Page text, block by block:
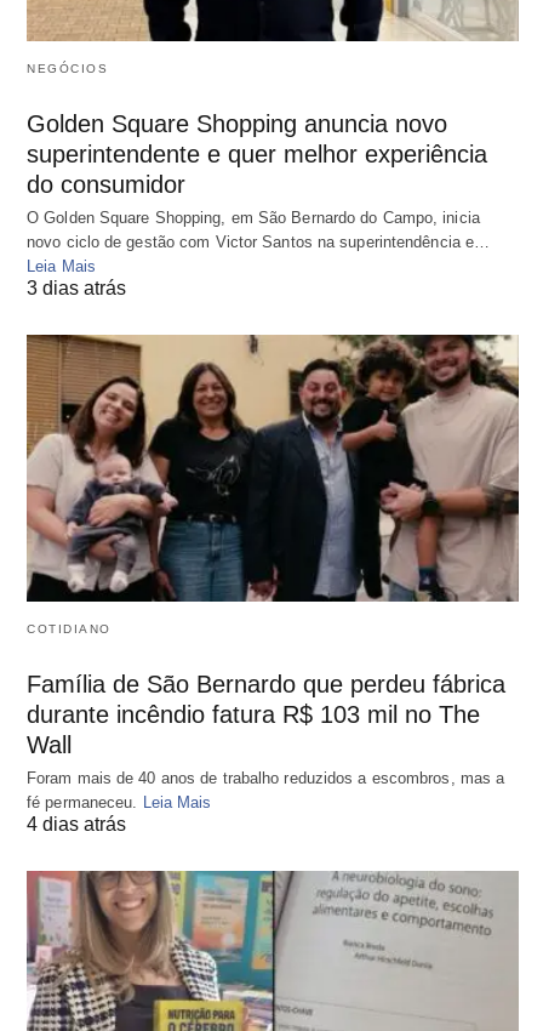
NEGÓCIOS
Golden Square Shopping anuncia novo
superintendente e quer melhor experiência
do consumidor
O Golden Square Shopping, em São Bernardo do Campo, inicia
novo ciclo de gestão com Victor Santos na superintendência e…
Leia Mais
3 dias atrás
COTIDIANO
Família de São Bernardo que perdeu fábrica
durante incêndio fatura R$ 103 mil no The
Wall
Foram mais de 40 anos de trabalho reduzidos a escombros, mas a
fé permaneceu. Leia Mais
4 dias atrás